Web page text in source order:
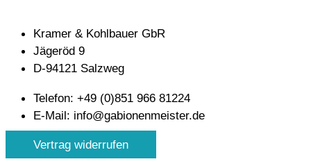
Kramer & Kohlbauer GbR
Jägeröd 9
D-94121 Salzweg
Telefon: +49 (0)851 966 81224
E-Mail: info@gabionenmeister.de
Vertrag widerrufen